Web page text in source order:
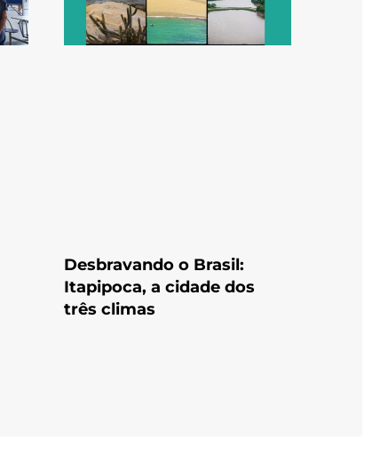
Desbravando o Brasil:
Itapipoca, a cidade dos
três climas